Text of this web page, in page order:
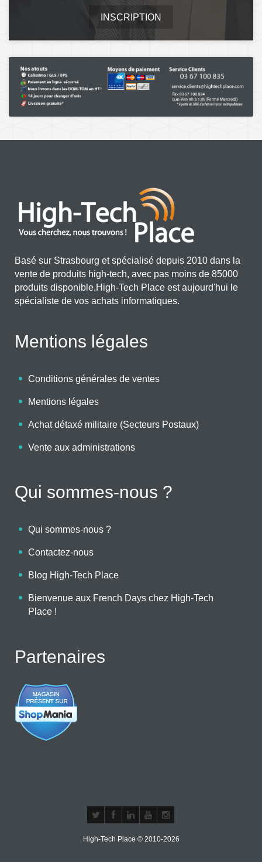
INSCRIPTION
Basé sur Strasbourg et spécialisé depuis 2010 dans la
vente de produits high-tech, avec pas moins de 85000
produits disponible,High-Tech Place est aujourd'hui le
spécialiste de vos achats informatiques.
Mentions légales
Conditions générales de ventes
Mentions légales
Achat détaxé militaire (Secteurs Postaux)
Vente aux administrations
Qui sommes-nous ?
Qui sommes-nous ?
Contactez-nous
Blog High-Tech Place
Bienvenue aux French Days chez High-Tech
Place !
Partenaires
High-Tech Place © 2010-2026